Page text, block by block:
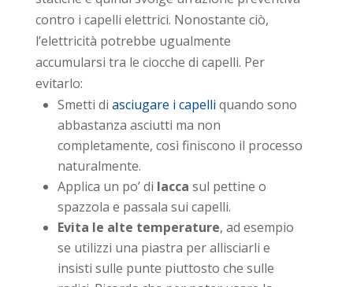
contro i capelli elettrici. Nonostante ciò,
l’elettricità potrebbe ugualmente
accumularsi tra le ciocche di capelli. Per
evitarlo:
Smetti di asciugare i capelli quando sono
abbastanza asciutti ma non
completamente, così finiscono il processo
naturalmente.
Applica un po’ di lacca sul pettine o
spazzola e passala sui capelli.
Evita le alte temperature, ad esempio
se utilizzi una piastra per allisciarli e
insisti sulle punte piuttosto che sulle